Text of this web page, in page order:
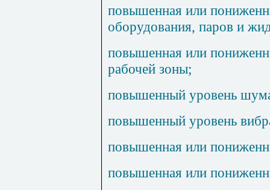
повышенная или
оборудования, паров и
повышенная или
рабочей зоны;
повышенный уровень
повышенный уровень
повышенная или
повышенная или